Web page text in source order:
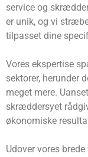
service og
er unik, og vi
tilpasset dine
Vores ekspertise
sektorer, herunder
meget mere.
skræddersyet
økonomiske
Udover vores